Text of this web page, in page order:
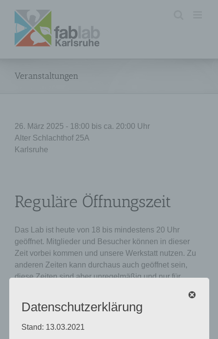
Inhalt
springen
Veranstaltungen
26. März 2025 - 18:00 bis ca. 20:00 Uhr
Alter Schlachthof 25A
Karlsruhe
Reguläre Öffnungszeit
Das Lab ist heute von 18 bis mindestens 20 Uhr
geöffnet. Mitglieder und Besucher können in dieser
Zeit vorbei kommen und unsere Werkstatt nutzen. Zu
anderen Zeiten kann durchaus auch geöffnet sein,
diese Zeiten sind aber unregelmäßig und nur für
Die Plätze im Lab sind beschränkt. Daher kann es (vor
allem, wenn ihr eine längere Anfahrt habt) sinnvoll
sein, vorher sich telefonisch zu erkundigen wie voll
Datenschutzerklärung
Stand: 13.03.2021